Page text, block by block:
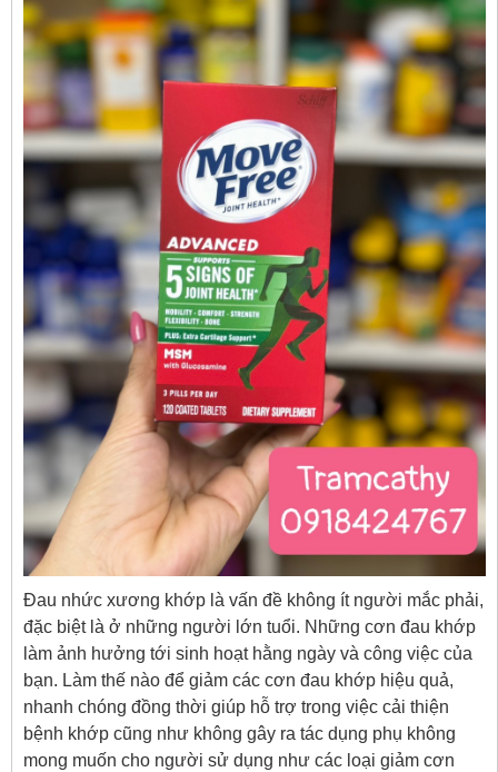
Đau nhức xương khớp là vấn đề không ít người mắc phải,
đặc biệt là ở những người lớn tuổi. Những cơn đau khớp
làm ảnh hưởng tới sinh hoạt hằng ngày và công việc của
bạn. Làm thế nào để giảm các cơn đau khớp hiệu quả,
nhanh chóng đồng thời giúp hỗ trợ trong việc cải thiện
bệnh khớp cũng như không gây ra tác dụng phụ không
mong muốn cho người sử dụng như các loại giảm cơn